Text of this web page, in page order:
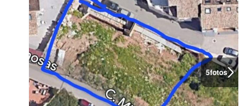
5fotos